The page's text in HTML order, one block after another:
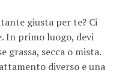
giusta per te? Ci
In primo luogo, devi
grassa, secca o mista.
diverso e una